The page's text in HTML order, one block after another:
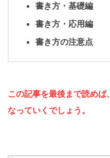
書き方・基礎編
書き方・応用編
書き方の注意点
この記事を最後まで読めば、
なっていくでしょう。